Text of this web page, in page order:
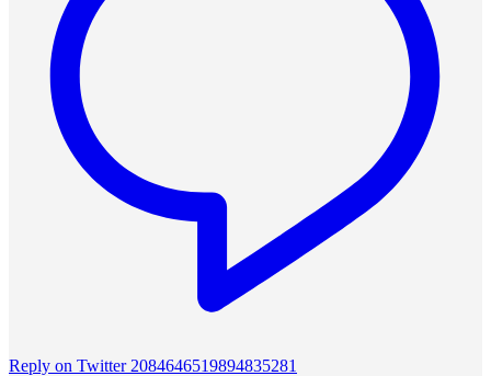
Reply on Twitter 2084646519894835281